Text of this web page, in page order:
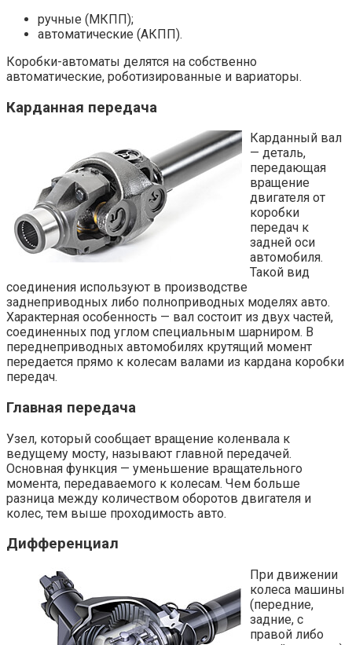
ручные (МКПП);
автоматические (АКПП).
Коробки-автоматы делятся на собственно
автоматические, роботизированные и вариаторы.
Карданная передача
Карданный вал
— деталь,
передающая
вращение
двигателя от
коробки
передач к
задней оси
автомобиля.
Такой вид
соединения используют в производстве
заднеприводных либо полноприводных моделях авто.
Характерная особенность — вал состоит из двух частей,
соединенных под углом специальным шарниром. В
переднеприводных автомобилях крутящий момент
передается прямо к колесам валами из кардана коробки
передач.
Главная передача
Узел, который сообщает вращение коленвала к
ведущему мосту, называют главной передачей.
Основная функция — уменьшение вращательного
момента, передаваемого к колесам. Чем больше
разница между количеством оборотов двигателя и
колес, тем выше проходимость авто.
Дифференциал
При движении
колеса машины
(передние,
задние, с
правой либо